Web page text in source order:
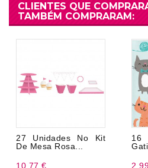
CLIENTES QUE
TAMBÉM COMPRARAM:
27 Unidades No Kit
De Mesa Rosa...
10,77 €
16